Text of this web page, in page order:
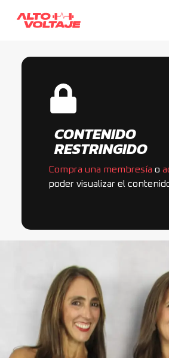
CONTENIDO
RESTRINGIDO
Compra una membresía o
poder visualizar el